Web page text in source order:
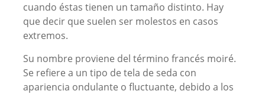
cuando éstas tienen un tamaño distinto. Hay
que decir que suelen ser molestos en casos
extremos.
Su nombre proviene del término francés moiré.
Se refiere a un tipo de tela de seda con
apariencia ondulante o fluctuante, debido a los